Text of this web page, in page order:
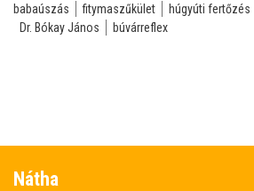
babaúszás fitymaszűkület húgyúti fertőzés
Dr. Bókay János
búvárreflex
Nátha